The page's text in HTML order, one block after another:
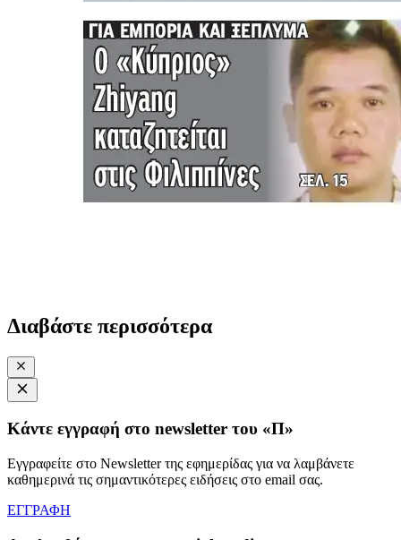
Διαβάστε περισσότερα
Κάντε εγγραφή στο newsletter του «Π»
Εγγραφείτε στο Newsletter της εφημερίδας για να λαμβάνετε
καθημερινά τις σημαντικότερες ειδήσεις στο email σας.
ΕΓΓΡΑΦΗ